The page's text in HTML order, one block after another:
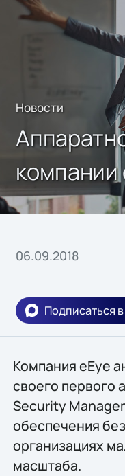
Новости
компании
06.09.2018
Подписаться
Компания eEye
своего первого
Security
обеспечения
организациях
масштаба.